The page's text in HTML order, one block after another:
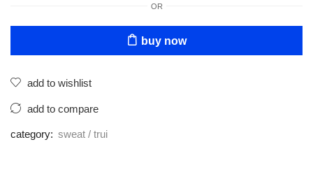
OR
buy now
add to wishlist
add to compare
category: sweat / trui